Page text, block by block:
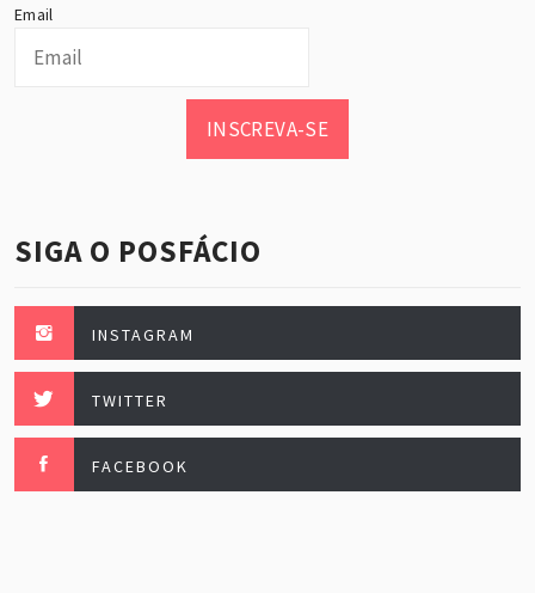
Email
INSCREVA-SE
SIGA O POSFÁCIO
INSTAGRAM
TWITTER
FACEBOOK